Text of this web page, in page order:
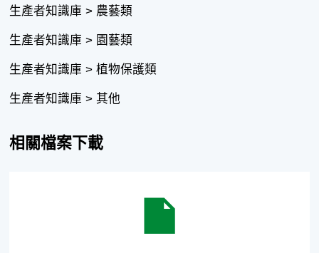
生產者知識庫 > 農藝類
生產者知識庫 > 園藝類
生產者知識庫 > 植物保護類
生產者知識庫 > 其他
相關檔案下載